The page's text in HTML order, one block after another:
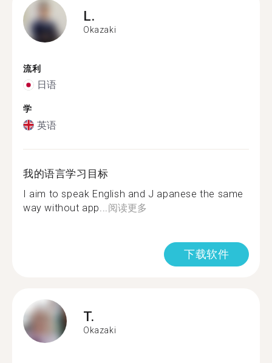
L.
Okazaki
流利
日语
学
英语
我的语言学习目标
I aim to speak English and J apanese the same
way without app... 阅读更多
下载软件
T.
Okazaki